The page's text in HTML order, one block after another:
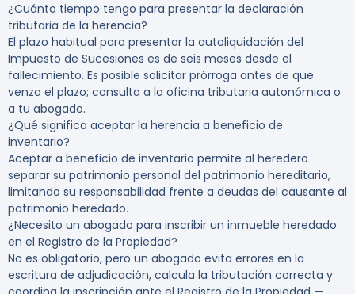
¿Cuánto tiempo tengo para presentar la declaración
tributaria de la herencia?
El plazo habitual para presentar la autoliquidación del
Impuesto de Sucesiones es de seis meses desde el
fallecimiento. Es posible solicitar prórroga antes de que
venza el plazo; consulta a la oficina tributaria autonómica o
a tu abogado.
¿Qué significa aceptar la herencia a beneficio de
inventario?
Aceptar a beneficio de inventario permite al heredero
separar su patrimonio personal del patrimonio hereditario,
limitando su responsabilidad frente a deudas del causante al
patrimonio heredado.
¿Necesito un abogado para inscribir un inmueble heredado
en el Registro de la Propiedad?
No es obligatorio, pero un abogado evita errores en la
escritura de adjudicación, calcula la tributación correcta y